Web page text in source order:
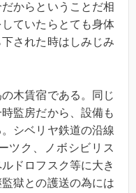
からということだ相
ていたらとても身体
された時はしみじみ
木賃宿である。同じ
監房だから、設備も
シベリヤ鉄道の沿線
ツク、ノボシビリス
ドロフスク等に大き
獄との護送の為には